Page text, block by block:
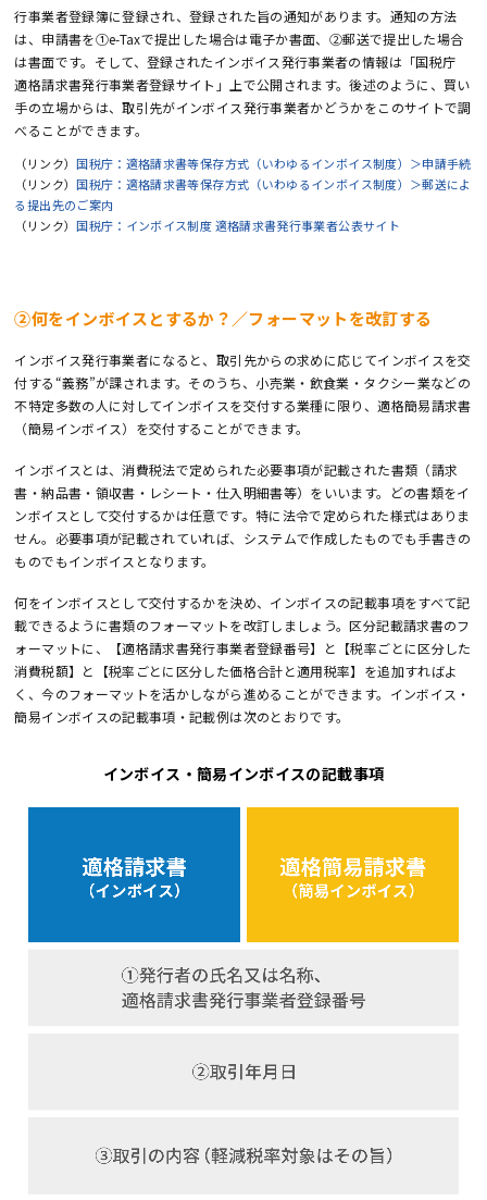
行事業者登録簿に登録され、登録された旨の通知があります。通知の方法
は、申請書を①e-Taxで提出した場合は電子か書面、②郵送で提出した場合
は書面です。そして、登録されたインボイス発行事業者の情報は「国税庁
適格請求書発行事業者登録サイト」上で公開されます。後述のように、買い
手の立場からは、取引先がインボイス発行事業者かどうかをこのサイトで調
べることができます。
（リンク）国税庁：適格請求書等保存方式（いわゆるインボイス制度）＞申請手続
（リンク）国税庁：適格請求書等保存方式（いわゆるインボイス制度）＞郵送によ
る提出先のご案内
（リンク）国税庁：インボイス制度 適格請求書発行事業者公表サイト
②何をインボイスとするか？／フォーマットを改訂する
インボイス発行事業者になると、取引先からの求めに応じてインボイスを交
付する“義務”が課されます。そのうち、小売業・飲食業・タクシー業などの
不特定多数の人に対してインボイスを交付する業種に限り、適格簡易請求書
（簡易インボイス）を交付することができます。
インボイスとは、消費税法で定められた必要事項が記載された書類（請求
書・納品書・領収書・レシート・仕入明細書等）をいいます。どの書類をイ
ンボイスとして交付するかは任意です。特に法令で定められた様式はありま
せん。必要事項が記載されていれば、システムで作成したものでも手書きの
ものでもインボイスとなります。
何をインボイスとして交付するかを決め、インボイスの記載事項をすべて記
載できるように書類のフォーマットを改訂しましょう。区分記載請求書のフ
ォーマットに、【適格請求書発行事業者登録番号】と【税率ごとに区分した
消費税額】と【税率ごとに区分した価格合計と適用税率】を追加すればよ
く、今のフォーマットを活かしながら進めることができます。インボイス・
簡易インボイスの記載事項・記載例は次のとおりです。
インボイス・簡易インボイスの記載事項